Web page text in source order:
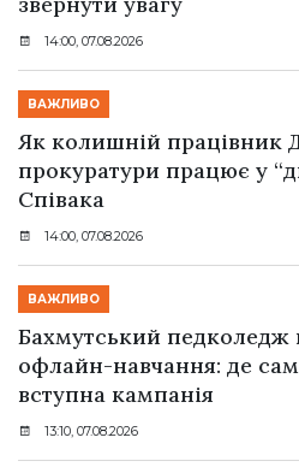
14:00, 07.08.2026
ВАЖЛИВО
Як колишній працівник
прокуратури працює у
Співака
14:00, 07.08.2026
ВАЖЛИВО
Бахмутський педколедж
офлайн-навчання: де
вступна кампанія
13:10, 07.08.2026